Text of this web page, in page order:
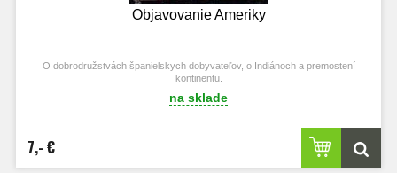
Objavovanie Ameriky
O dobrodružstvách španielskych dobyvateľov, o Indiánoch a premostení
kontinentu.
na sklade
7,- €